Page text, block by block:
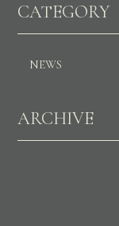
CATEGORY
NEWS
ARCHIVE